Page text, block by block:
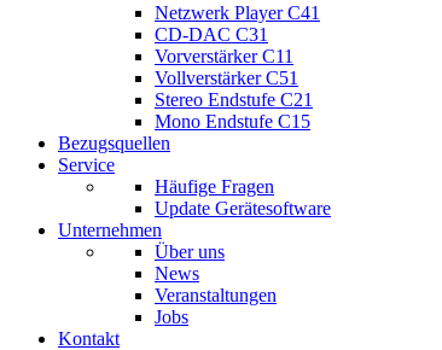
Netzwerk Player C41
CD-DAC C31
Vorverstärker C11
Vollverstärker C51
Stereo Endstufe C21
Mono Endstufe C15
Bezugsquellen
Service
Häufige Fragen
Update Gerätesoftware
Unternehmen
Über uns
News
Veranstaltungen
Jobs
Kontakt